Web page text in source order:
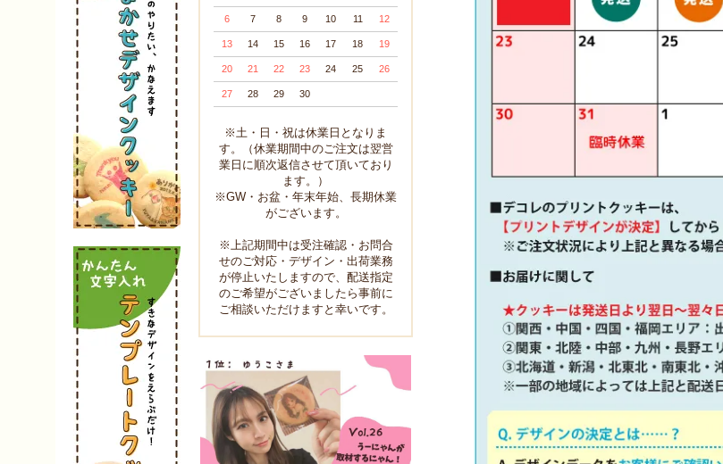
6 7 8 9 10 11 12
13 14 15 16 17 18 19
20 21 22 23 24 25 26
27 28 29 30
※土・日・祝は休業日となりま
す。（休業期間中のご注文は翌営
業日に順次返信させて頂いており
ます。）
※GW・お盆・年末年始、長期休業
がございます。
※上記期間中は受注確認・お問合
せのご対応・デザイン・出荷業務
が停止いたしますので、配送指定
のご希望がございましたら事前に
ご相談いただけますと幸いです。